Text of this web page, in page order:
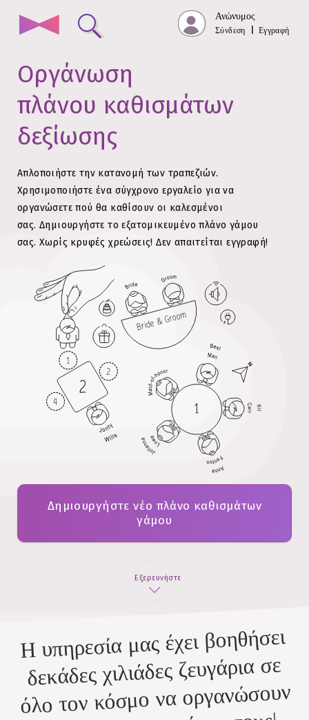
Ανώνυμος
Σύνδεση Εγγραφή
Οργάνωση
πλάνου καθισμάτων
δεξίωσης
Απλοποιήστε την κατανομή των τραπεζιών.
Χρησιμοποιήστε ένα σύγχρονο εργαλείο για να
οργανώσετε πού θα καθίσουν οι καλεσμένοι
σας. Δημιουργήστε το εξατομικευμένο πλάνο γάμου
σας. Χωρίς κρυφές χρεώσεις! Δεν απαιτείται εγγραφή!
Δημιουργήστε νέο πλάνο καθισμάτων
γάμου
Εξερευνήστε
Η υπηρεσία μας έχει βοηθήσει
δεκάδες χιλιάδες ζευγάρια σε
όλο τον κόσμο να οργανώσουν